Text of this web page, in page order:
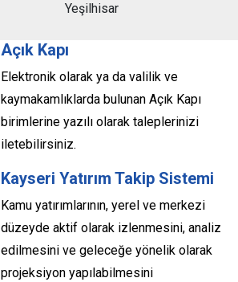
Yeşilhisar
Açık Kapı
Elektronik olarak ya da valilik ve
kaymakamlıklarda bulunan Açık Kapı
birimlerine yazılı olarak taleplerinizi
iletebilirsiniz.
Kayseri Yatırım Takip Sistemi
Kamu yatırımlarının, yerel ve merkezi
düzeyde aktif olarak izlenmesini, analiz
edilmesini ve geleceğe yönelik olarak
projeksiyon yapılabilmesini